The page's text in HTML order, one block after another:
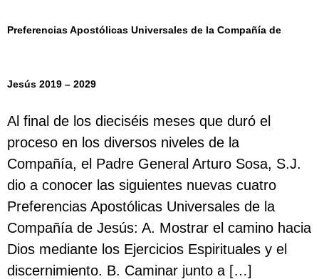
Preferencias Apostólicas Universales de la Compañía de
Jesús 2019 – 2029
Al final de los dieciséis meses que duró el
proceso en los diversos niveles de la
Compañía, el Padre General Arturo Sosa, S.J.
dio a conocer las siguientes nuevas cuatro
Preferencias Apostólicas Universales de la
Compañía de Jesús: A. Mostrar el camino hacia
Dios mediante los Ejercicios Espirituales y el
discernimiento. B. Caminar junto a […]